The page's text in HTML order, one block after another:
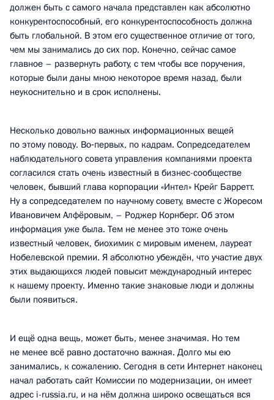
должен быть с самого начала представлен как абсолютно
конкурентоспособный, его конкурентоспособность должна
быть глобальной. В этом его существенное отличие от того,
чем мы занимались до сих пор. Конечно, сейчас самое
главное – развернуть работу, с тем чтобы все поручения,
которые были даны мною некоторое время назад, были
неукоснительно и в срок исполнены.
Несколько довольно важных информационных вещей
по этому поводу. Во‑первых, по кадрам. Сопредседателем
наблюдательного совета управления компаниями проекта
согласился стать очень известный в бизнес-сообществе
человек, бывший глава корпорации «Интел» Крейг Барретт.
Ну а сопредседателем по научному совету, вместе с Жоресом
Ивановичем Алфёровым, – Роджер Корнберг. Об этом
информация уже была. Тем не менее это тоже очень
известный человек, биохимик с мировым именем, лауреат
Нобелевской премии. Я абсолютно убеждён, что участие двух
этих выдающихся людей повысит международный интерес
к нашему проекту. Именно такие знаковые люди и должны
были появиться.
И ещё одна вещь, может быть, менее значимая. Но тем
не менее всё равно достаточно важная. Долго мы ею
занимались, к сожалению. Сегодня в сети Интернет наконец
начал работать сайт Комиссии по модернизации, он имеет
адрес i-russia.ru, и на нём должна широко освещаться вся